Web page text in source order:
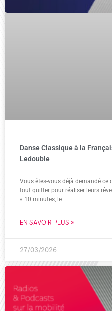
Danse Classique à la
Ledouble
Vous êtes-vous déjà demandé ce
tout quitter pour réaliser leurs
« 10 minutes, le
EN SAVOIR PLUS »
27/03/2026